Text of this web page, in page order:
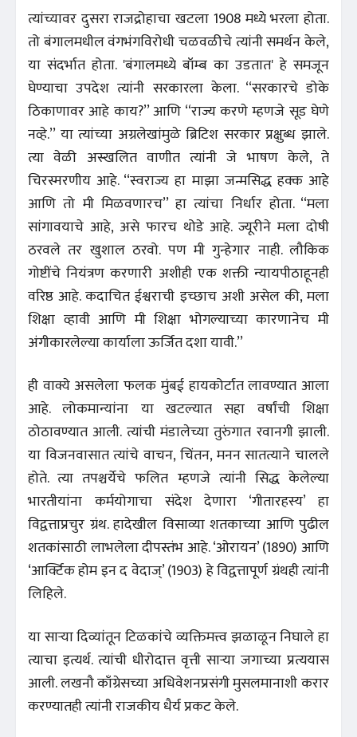
त्यांच्यावर दुसरा राजद्रोहाचा खटला 1908 मध्ये भरला होता.
तो बंगालमधील वंगभंगविरोधी चळवळीचे त्यांनी समर्थन केले,
या संदर्भात होता. 'बंगालमध्ये बॉम्ब का उडतात' हे समजून
घेण्याचा उपदेश त्यांनी सरकारला केला. ‘‘सरकारचे डोके
ठिकाणावर आहे काय?’’ आणि ‘‘राज्य करणे म्हणजे सूड घेणे
नव्हे.’’ या त्यांच्या अग्रलेखांमुळे ब्रिटिश सरकार प्रक्षुब्ध झाले.
त्या वेळी अस्खलित वाणीत त्यांनी जे भाषण केले, ते
चिरस्मरणीय आहे. ‘‘स्वराज्य हा माझा जन्मसिद्ध हक्क आहे
आणि तो मी मिळवणारच’’ हा त्यांचा निर्धार होता. ‘‘मला
सांगावयाचे आहे, असे फारच थोडे आहे. ज्यूरीने मला दोषी
ठरवले तर खुशाल ठरवो. पण मी गुन्हेगार नाही. लौकिक
गोष्टींचे नियंत्रण करणारी अशीही एक शक्ती न्यायपीठाहूनही
वरिष्ठ आहे. कदाचित ईश्वराची इच्छाच अशी असेल की, मला
शिक्षा व्हावी आणि मी शिक्षा भोगल्याच्या कारणानेच मी
अंगीकारलेल्या कार्याला ऊर्जित दशा यावी.’’
ही वाक्ये असलेला फलक मुंबई हायकोर्टात लावण्यात आला
आहे. लोकमान्यांना या खटल्यात सहा वर्षांची शिक्षा
ठोठावण्यात आली. त्यांची मंडालेच्या तुरुंगात रवानगी झाली.
या विजनवासात त्यांचे वाचन, चिंतन, मनन सातत्याने चालले
होते. त्या तपश्चर्येचे फलित म्हणजे त्यांनी सिद्ध केलेल्या
भारतीयांना कर्मयोगाचा संदेश देणारा ‘गीतारहस्य’ हा
विद्वत्ताप्रचुर ग्रंथ. हादेखील विसाव्या शतकाच्या आणि पुढील
शतकांसाठी लाभलेला दीपस्तंभ आहे. ‘ओरायन’ (1890) आणि
‘आर्क्टिक होम इन द वेदाज्‌’ (1903) हे विद्वत्तापूर्ण ग्रंथही त्यांनी
लिहिले.
या साऱ्या दिव्यांतून टिळकांचे व्यक्तिमत्त्व झळाळून निघाले हा
त्याचा इत्यर्थ. त्यांची धीरोदात्त वृत्ती साऱ्या जगाच्या प्रत्ययास
आली. लखनौ काँग्रेसच्या अधिवेशनप्रसंगी मुसलमानाशी करार
करण्यातही त्यांनी राजकीय धैर्य प्रकट केले.